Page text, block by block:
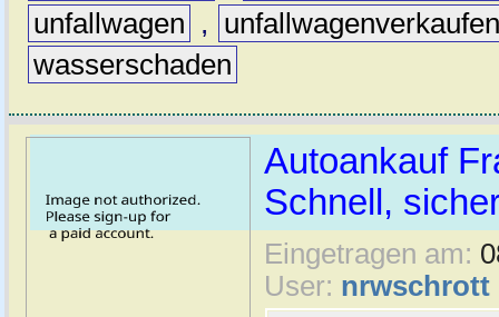
unfallwagen
,
wasserschaden
Autoankauf
Schnell,
Eingetragen am:
User: nrwschrott